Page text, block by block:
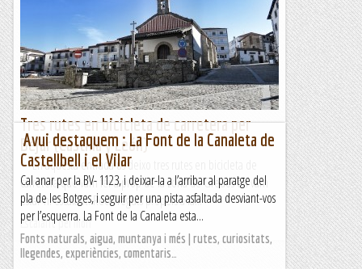
Tres rutes en bicicleta de carretera per
Béjar (Castilla y León)
En aquesta entrada us deixo tres rutes en bicicleta de
carretera que vam fer a prop de la zona de Gredos on vam
estar-hi escalant. Recorreguts propers a la...
Escalant pel món
Avui destaquem : La Font de la Canaleta de
Castellbell i el Vilar
Cal anar per la BV- 1123, i deixar-la a l’arribar al paratge del
pla de les Botges, i seguir per una pista asfaltada desviant-vos
per l’esquerra. La Font de la Canaleta esta...
Fonts naturals, aigua, muntanya i més | rutes, curiositats,
llegendes, experiències, comentaris…